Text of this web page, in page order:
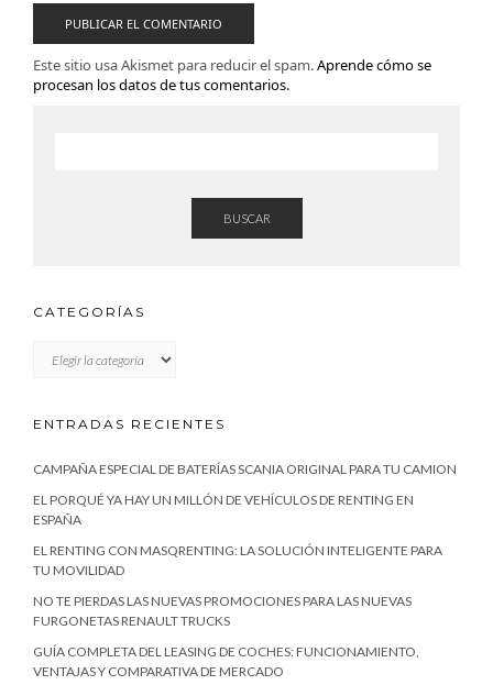
Este sitio usa Akismet para reducir el spam.Aprende cómo se
procesan los datos de tus comentarios.
BUSCAR
CATEGORÍAS
ENTRADAS RECIENTES
CAMPAÑA ESPECIAL DE BATERÍAS SCANIA ORIGINAL PARA TU CAMION
EL PORQUÉ YA HAY UN MILLÓN DE VEHÍCULOS DE RENTING EN
ESPAÑA
EL RENTING CON MASQRENTING: LA SOLUCIÓN INTELIGENTE PARA
TU MOVILIDAD
NO TE PIERDAS LAS NUEVAS PROMOCIONES PARA LAS NUEVAS
FURGONETAS RENAULT TRUCKS
GUÍA COMPLETA DEL LEASING DE COCHES: FUNCIONAMIENTO,
VENTAJAS Y COMPARATIVA DE MERCADO